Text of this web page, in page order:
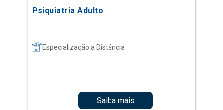
Psiquiatria Adulto
Especialização a Distância
Saiba mais